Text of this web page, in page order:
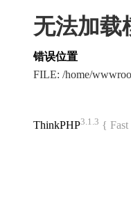
无法加载
错误位置
FILE: /home/
ThinkPHP3.1.3 {